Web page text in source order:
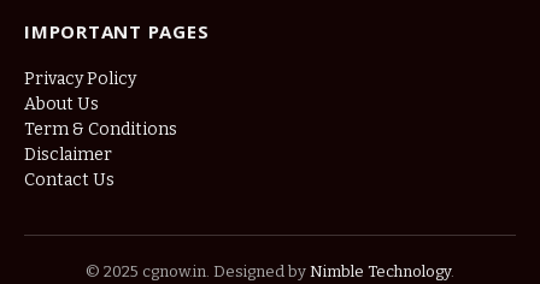
IMPORTANT PAGES
Privacy Policy
About Us
Term & Conditions
Disclaimer
Contact Us
© 2025 cgnow.in. Designed by Nimble Technology.